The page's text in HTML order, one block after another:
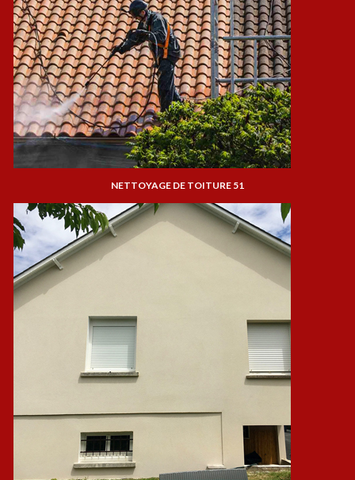
NETTOYAGE DE TOITURE 51